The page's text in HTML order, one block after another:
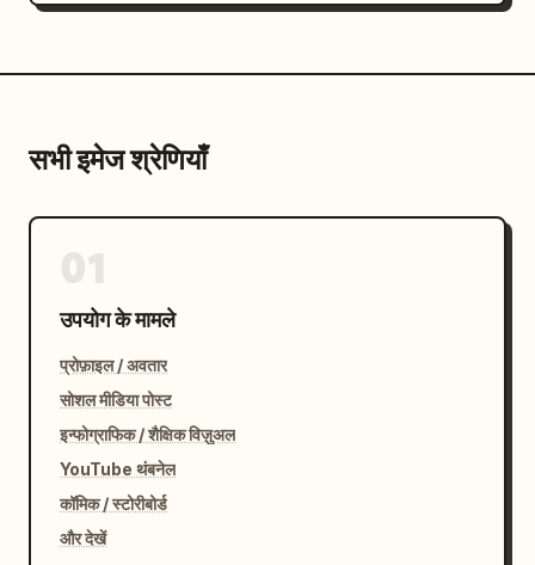
सभी इमेज श्रेणियाँ
उपयोग के मामले
प्रोफ़ाइल / अवतार
सोशल मीडिया पोस्ट
इन्फोग्राफिक / शैक्षिक विज़ुअल
YouTube थंबनेल
कॉमिक / स्टोरीबोर्ड
और देखें